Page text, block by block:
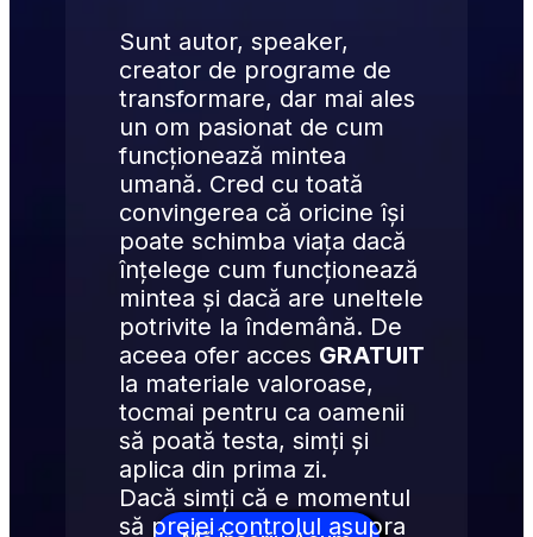
Sunt autor, speaker,
creator de programe de
transformare, dar mai ales
un om pasionat de cum
funcționează mintea
umană. Cred cu toată
convingerea că oricine își
poate schimba viața dacă
înțelege cum funcționează
mintea și dacă are uneltele
potrivite la îndemână. De
aceea ofer acces GRATUIT
la materiale valoroase,
tocmai pentru ca oamenii
să poată testa, simți și
aplica din prima zi.
Dacă simți că e momentul
să preiei controlul asupra